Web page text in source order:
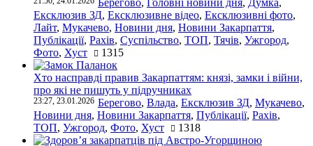
Берегово, Головні новини дня, Думка,
Ексклюзив ЗД, Ексклюзивне відео, Ексклюзивні фото,
Лайт, Мукачево, Новини дня, Новини Закарпаття,
Публікації, Рахів, Суспільство, ТОП, Тячів, Ужгород,
Фото, Хуст 1315
Хто насправді правив Закарпаттям: князі, замки і війни,
про які не пишуть у підручниках
23:27, 23.01.2026 Берегово, Влада, Ексклюзив ЗД, Мукачево,
Новини дня, Новини Закарпаття, Публікації, Рахів,
ТОП, Ужгород, Фото, Хуст 1318